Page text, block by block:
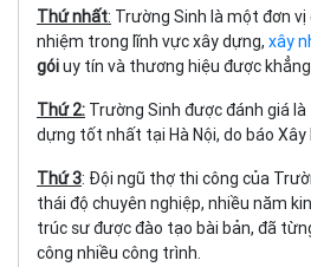
Thứ nhất: Trường Sinh là một đơn vị
nhiệm trong lĩnh vực xây dựng, xây
góiuy tín và thương hiệu được
Thứ 2: Trường Sinh được đánh giá
dựng tốt nhất tại Hà Nội, do báo
Thứ 3: Đội ngũ thợ thi công của
thái độ chuyên nghiệp, nhiều năm
trúc sư được đào tạo bài bản, đã
công nhiều công trình.